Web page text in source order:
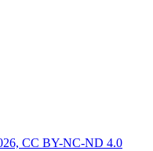
CC BY-NC-ND 4.0